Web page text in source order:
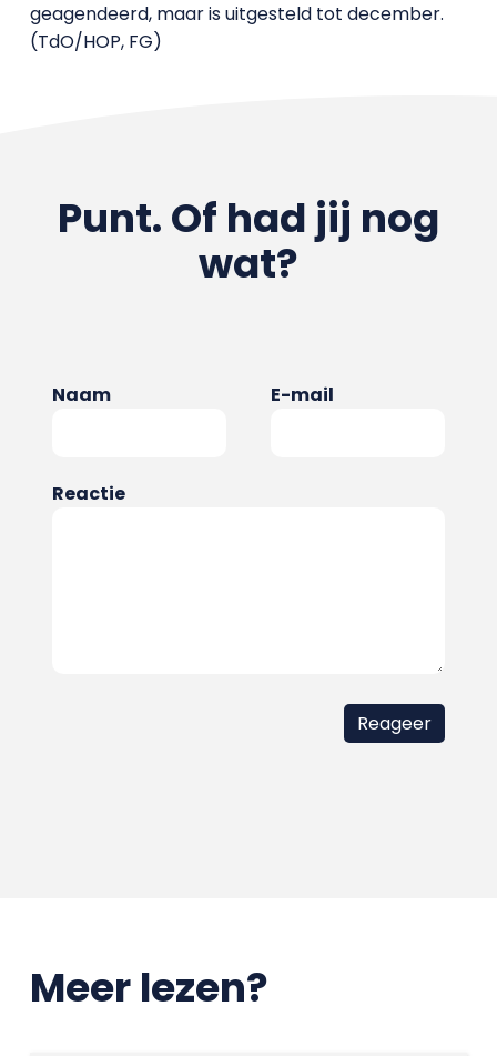
geagendeerd, maar is uitgesteld tot december.
(TdO/HOP, FG)
Punt. Of had jij nog
wat?
Naam E-mail
Reactie
Meer lezen?